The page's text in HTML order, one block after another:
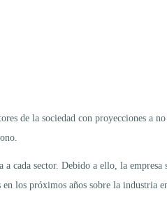
de la sociedad con proyecciones a
sector. Debido a ello, la
próximos años sobre la industria